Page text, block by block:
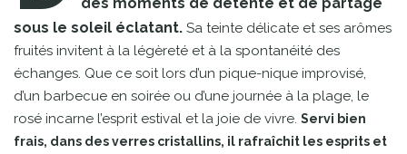
sous le soleil éclatant. Sa teinte délicate et ses arômes
fruités invitent à la légèreté et à la spontanéité des
échanges. Que ce soit lors d’un pique-nique improvisé,
d’un barbecue en soirée ou d’une journée à la plage, le
rosé incarne l’esprit estival et la joie de vivre. Servi bien
frais, dans des verres cristallins, il rafraîchit les esprits et